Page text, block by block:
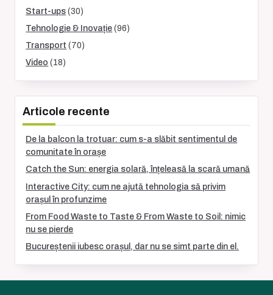
Start-ups (30)
Tehnologie & Inovație (96)
Transport (70)
Video (18)
Articole recente
De la balcon la trotuar: cum s-a slăbit sentimentul de
comunitate în orașe
Catch the Sun: energia solară, înțeleasă la scară umană
Interactive City: cum ne ajută tehnologia să privim
orașul în profunzime
From Food Waste to Taste & From Waste to Soil: nimic
nu se pierde
Bucureștenii iubesc orașul, dar nu se simt parte din el.